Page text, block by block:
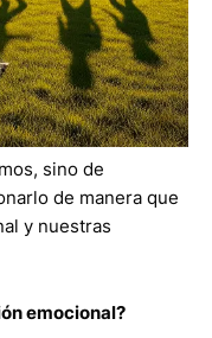
sino de
de manera que
y nuestras
emocional?